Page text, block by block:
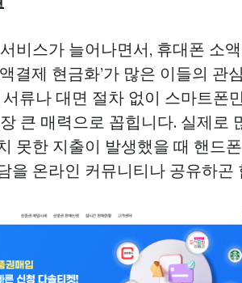
비스가 늘어나면서, 휴대폰 소
결제 현금화’가 많은 이들의 관
류나 대면 절차 없이 스마트폰
큰 매력으로 꼽힙니다. 실제로
못한 지출이 발생했을 때 핸드
을 온라인 커뮤니티나 공유하곤